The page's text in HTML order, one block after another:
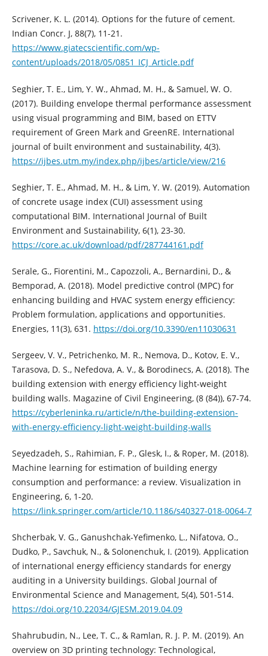
Scrivener, K. L. (2014). Options for the future of cement.
Indian Concr. J, 88(7), 11-21.
https://www.giatecscientific.com/wp-
content/uploads/2018/05/0851_ICJ_Article.pdf
Seghier, T. E., Lim, Y. W., Ahmad, M. H., & Samuel, W. O.
(2017). Building envelope thermal performance assessment
using visual programming and BIM, based on ETTV
requirement of Green Mark and GreenRE. International
journal of built environment and sustainability, 4(3).
https://ijbes.utm.my/index.php/ijbes/article/view/216
Seghier, T. E., Ahmad, M. H., & Lim, Y. W. (2019). Automation
of concrete usage index (CUI) assessment using
computational BIM. International Journal of Built
Environment and Sustainability, 6(1), 23-30.
https://core.ac.uk/download/pdf/287744161.pdf
Serale, G., Fiorentini, M., Capozzoli, A., Bernardini, D., &
Bemporad, A. (2018). Model predictive control (MPC) for
enhancing building and HVAC system energy efficiency:
Problem formulation, applications and opportunities.
Energies, 11(3), 631. https://doi.org/10.3390/en11030631
Sergeev, V. V., Petrichenko, M. R., Nemova, D., Kotov, E. V.,
Tarasova, D. S., Nefedova, A. V., & Borodinecs, A. (2018). The
building extension with energy efficiency light-weight
building walls. Magazine of Civil Engineering, (8 (84)), 67-74.
https://cyberleninka.ru/article/n/the-building-extension-
with-energy-efficiency-light-weight-building-walls
Seyedzadeh, S., Rahimian, F. P., Glesk, I., & Roper, M. (2018).
Machine learning for estimation of building energy
consumption and performance: a review. Visualization in
Engineering, 6, 1-20.
https://link.springer.com/article/10.1186/s40327-018-0064-7
Shcherbak, V. G., Ganushchak-Yefimenko, L., Nifatova, O.,
Dudko, P., Savchuk, N., & Solonenchuk, I. (2019). Application
of international energy efficiency standards for energy
auditing in a University buildings. Global Journal of
Environmental Science and Management, 5(4), 501-514.
https://doi.org/10.22034/GJESM.2019.04.09
Shahrubudin, N., Lee, T. C., & Ramlan, R. J. P. M. (2019). An
overview on 3D printing technology: Technological,